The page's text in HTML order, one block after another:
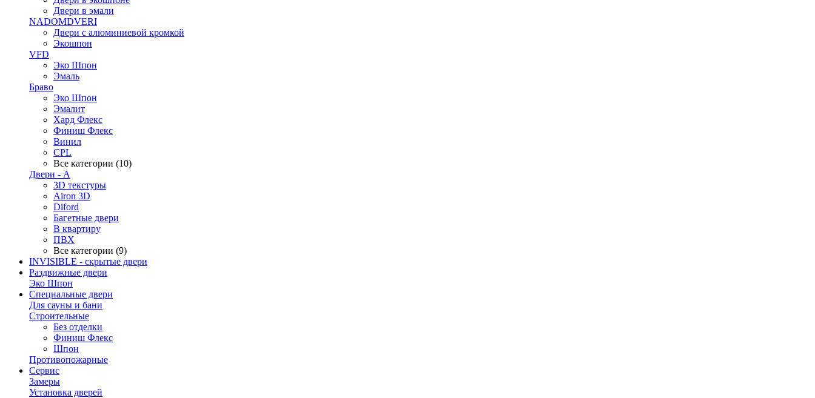
Двери в эмали
NADOMDVERI
Двери с алюминиевой кромкой
Экошпон
VFD
Эко Шпон
Эмаль
Браво
Эко Шпон
Эмалит
Хард Флекс
Финиш Флекс
Винил
CPL
Все категории (10)
Двери - А
3D текстуры
Airon 3D
Diford
Багетные двери
В квартиру
ПВХ
Все категории (9)
INVISIBLE - скрытые двери
Раздвижные двери
Эко Шпон
Специальные двери
Для сауны и бани
Строительные
Без отделки
Финиш Флекс
Шпон
Противопожарные
Сервис
Замеры
Установка дверей